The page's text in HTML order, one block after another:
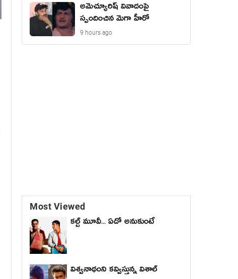
అమెచ్యూరిష్ వివాదంపై
స్పందించిన మెగా హీరో
9 hours ago
Most Viewed
కల్ట్ మూవీ... ఏదో అనుకుంటే
విశ్వనాథంని కవ్విస్తున్న విశాల్